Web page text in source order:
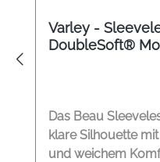
Varley -
DoubleSoft®
Das Beau
klare Silhouette
und weichem